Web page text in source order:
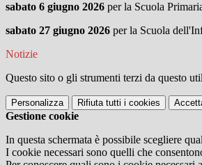
sabato 6 giugno 2026 per la Scuola
sabato 27 giugno 2026 per la Scuola
Notizie
Questo sito o gli strumenti terzi da questo
Personalizza Rifiuta tutti i cookies
Gestione cookie
In questa schermata è possibile scegliere
I cookie necessari sono quelli che